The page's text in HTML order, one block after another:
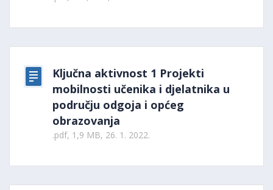
Ključna aktivnost 1 Projekti
mobilnosti učenika i djelatnika u
području odgoja i općeg
obrazovanja
.pdf, 1,9 MB, 26. 1. 2022.